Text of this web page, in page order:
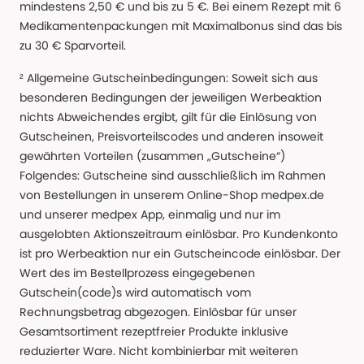
mindestens 2,50 € und bis zu 5 €. Bei einem Rezept mit 6
Medikamentenpackungen mit Maximalbonus sind das bis
zu 30 € Sparvorteil.
² Allgemeine Gutscheinbedingungen: Soweit sich aus
besonderen Bedingungen der jeweiligen Werbeaktion
nichts Abweichendes ergibt, gilt für die Einlösung von
Gutscheinen, Preisvorteilscodes und anderen insoweit
gewährten Vorteilen (zusammen „Gutscheine“)
Folgendes: Gutscheine sind ausschließlich im Rahmen
von Bestellungen in unserem Online-Shop medpex.de
und unserer medpex App, einmalig und nur im
ausgelobten Aktionszeitraum einlösbar. Pro Kundenkonto
ist pro Werbeaktion nur ein Gutscheincode einlösbar. Der
Wert des im Bestellprozess eingegebenen
Gutschein(code)s wird automatisch vom
Rechnungsbetrag abgezogen. Einlösbar für unser
Gesamtsortiment rezeptfreier Produkte inklusive
reduzierter Ware. Nicht kombinierbar mit weiteren